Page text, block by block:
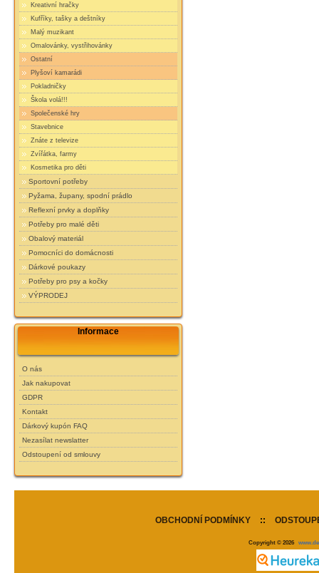
Kreativní hračky
Kufříky, tašky a deštníky
Malý muzikant
Omalovánky, vystřihovánky
Ostatní
Plyšoví kamarádi
Pokladničky
Škola volá!!!
Společenské hry
Stavebnice
Znáte z televize
Zvířátka, farmy
Kosmetika pro děti
Sportovní potřeby
Pyžama, župany, spodní prádlo
Reflexní prvky a doplňky
Potřeby pro malé děti
Obalový materiál
Pomocníci do domácnosti
Dárkové poukazy
Potřeby pro psy a kočky
VÝPRODEJ
Informace
O nás
Jak nakupovat
GDPR
Kontakt
Dárkový kupón FAQ
Nezasílat newslatter
Odstoupení od smlouvy
OBCHODNÍ PODMÍNKY ::
Copyright © 2026